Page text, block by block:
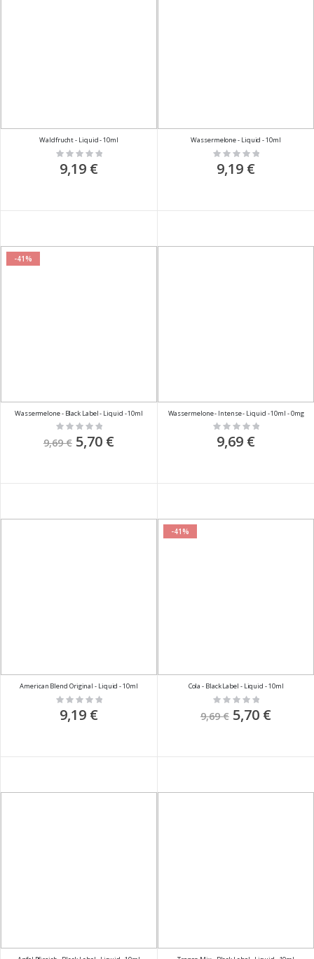
Waldfrucht - Liquid - 10ml
Rating:
9,19 €
Wassermelone - Liquid - 10ml
Rating:
9,19 €
-41%
Wassermelone - Black Label - Liquid - 10ml
Rating:
9,69 € Sonderpreis
5,70 €
Wassermelone - Intense - Liquid - 10ml - 0mg
Rating:
0%
9,69 €
American Blend Original - Liquid - 10ml
Rating:
0%
9,19 €
-41%
Cola - Black Label - Liquid - 10ml
Rating:
9,69 € Sonderpreis
5,70 €